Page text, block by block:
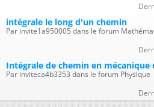
intégrale le long d'un chemin
Par invite1a950005 dans le forum
Intégrale de chemin en mécanique
Par inviteca4b3353 dans le forum Physique